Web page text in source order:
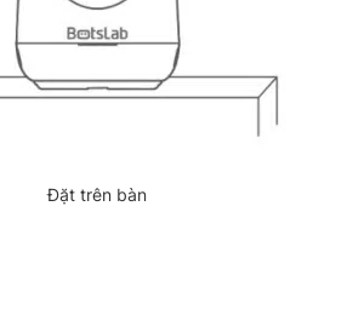
Đặt trên bàn